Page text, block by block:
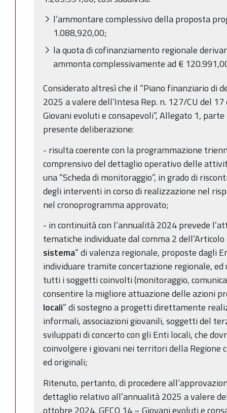
l’ammontare complessivo della proposta
1.088,920,00;
la quota di cofinanziamento regionale
ammonta complessivamente ad €
Considerato altresì che il “Piano finanziario di
2025 a valere dell’Intesa Rep. n. 127/CU del
Giovani evoluti e consapevoli”, Allegato 1,
presente deliberazione:
- risulta coerente con la programmazione
comprensivo del dettaglio operativo delle
una “Scheda di monitoraggio”, in grado di
degli interventi in corso di realizzazione nel
nel cronoprogramma approvato;
- in continuità con l’annualità 2024 prevede
tematiche individuate dal comma 2 dell’Articolo
sistema” di valenza regionale, proposte dagli
individuare tramite concertazione regionale,
tutti i soggetti coinvolti (monitoraggio,
consentire la migliore attuazione delle azioni
locali” di sostegno a progetti direttamente
informali, associazioni giovanili, soggetti del
sviluppati di concerto con gli Enti locali, che
coinvolgere i giovani nei territori della Regione
ed originali;
Ritenuto, pertanto, di procedere
dettaglio relativo all’annualità 2025 a valere
ottobre 2024, GECO 14 – Giovani evoluti e